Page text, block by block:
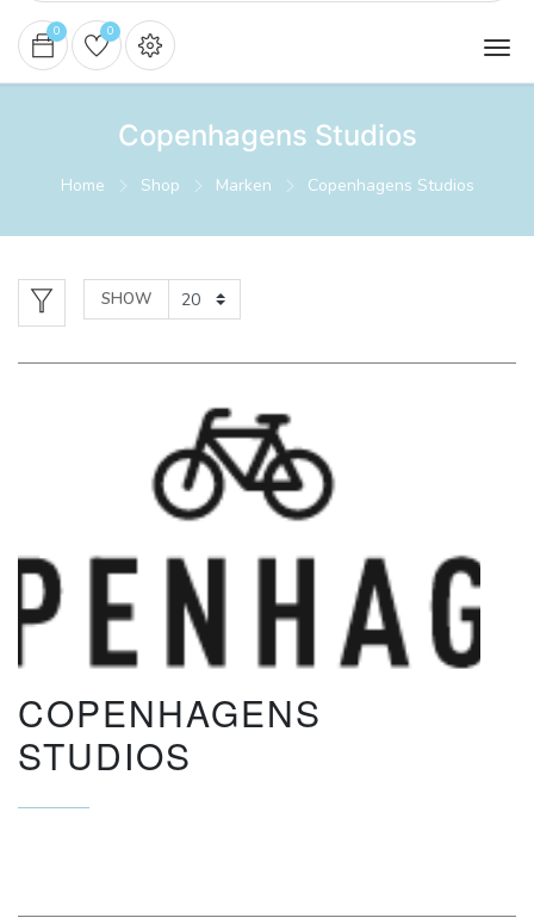
0 0
Copenhagens Studios
Home Shop Marken Copenhagens Studios
SHOW
COPENHAGENS
STUDIOS